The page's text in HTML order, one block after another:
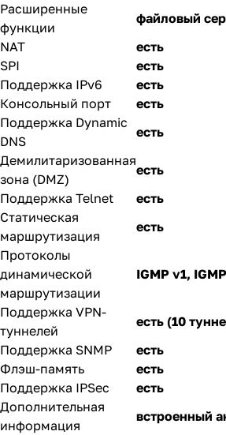
Расширенные
функции
файловый
NAT
есть
SPI
есть
Поддержка IPv6
есть
Консольный порт
есть
Поддержка Dynamic
DNS
есть
Демилитаризованная
зона (DMZ)
есть
Поддержка Telnet
есть
Статическая
маршрутизация
есть
Протоколы
динамической
маршрутизации
IGMP v1,
Поддержка VPN-
туннелей
есть (10
Поддержка SNMP
есть
Флэш-память
есть
Поддержка IPSec
есть
Дополнительная
информация
встроенный